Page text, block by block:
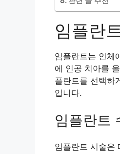
임플란
임플란트는 인체
에 인공 치아를
플란트를 선택하
입니다.
임플란트
임플란트 시술은